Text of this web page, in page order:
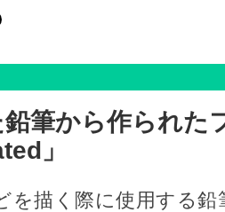
筆から作られた
」
を描く際に使用する鉛